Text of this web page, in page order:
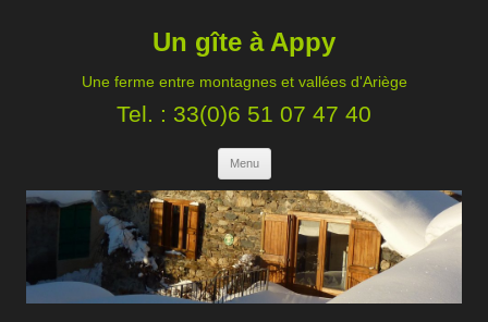
Un gîte à Appy
Une ferme entre montagnes et vallées d'Ariège
Tel. : 33(0)6 51 07 47 40
Menu
Aller au contenu principal